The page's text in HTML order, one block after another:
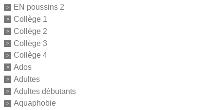
EN poussins 2
Collège 1
Collège 2
Collège 3
Collège 4
Ados
Adultes
Adultes débutants
Aquaphobie